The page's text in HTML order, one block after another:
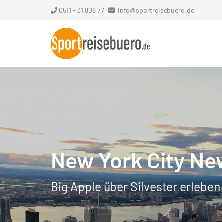
0511 - 31 808 77 info@sportreisebuero.de
New York City
Big Apple über Silvester erleben